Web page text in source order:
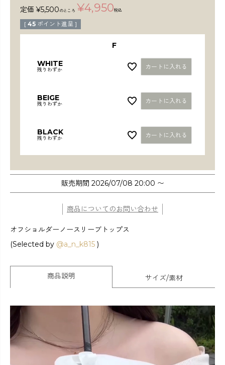
定価 ¥5,500 のところ ¥4,950税込
[ 45 ポイント進呈 ]
F
WHITE
残りわずか カートに入れる
BEIGE
残りわずか カートに入れる
BLACK
残りわずか カートに入れる
販売期間 2026/07/08 20:00 〜
商品についてのお問い合わせ
オフショルダーノースリーブトップス
(Selected by @a_n_k815 )
商品説明 サイズ/素材